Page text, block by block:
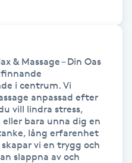
& Massage – Din Oas
i centrum. Vi
anpassad efter
vill lindra stress,
bara unna dig en
lång erfarenhet
vi en trygg och
slappna av och